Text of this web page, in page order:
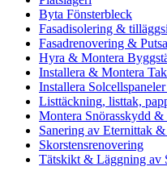
Byta Fönsterbleck
Fasadisolering &
Fasadrenovering &
Hyra & Montera
Installera & Montera
Installera
Listtäckning, listtak,
Montera Snörasskydd
Sanering av Eternittak
Skorstensrenovering
Tätskikt & Läggning av